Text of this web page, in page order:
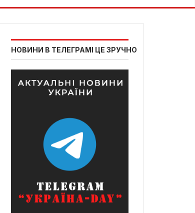
НОВИНИ В ТЕЛЕГРАМІ ЦЕ ЗРУЧНО